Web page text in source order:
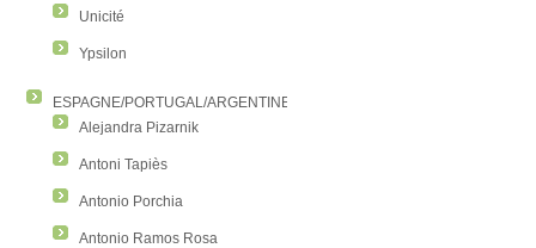
Unicité
Ypsilon
ESPAGNE/PORTUGAL/ARGENTINE/COLOMBIE
Alejandra Pizarnik
Antoni Tapiès
Antonio Porchia
Antonio Ramos Rosa